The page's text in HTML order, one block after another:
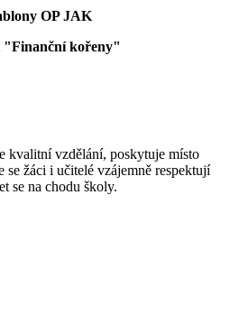
OP JAK
"Finanční kořeny"
kvalitní vzdělání, poskytuje místo
se žáci i učitelé vzájemně respektují
se na chodu školy.